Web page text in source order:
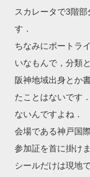
スカレータで3階
す．
ちなみにポートラ
いなもんで，分類
阪神地域出身とか
たことはないです
ないんですよね．
会場である神戸国
参加証を首に掛け
シールだけは現地